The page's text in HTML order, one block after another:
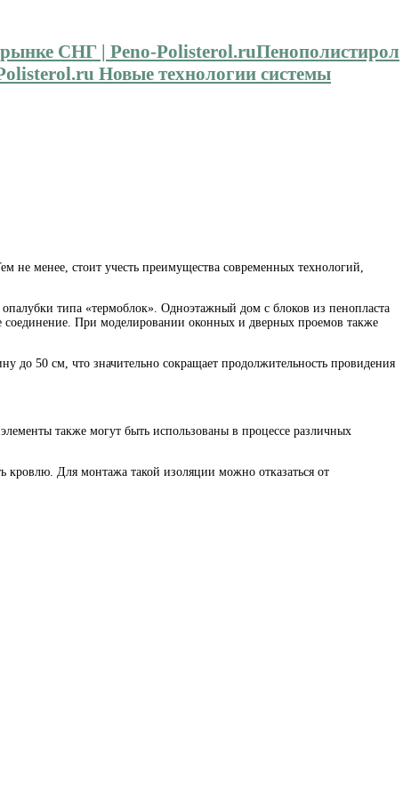
Пенополистирол
Новые технологии системы
не менее, стоит учесть преимущества современных технологий,
типа «термоблок». Одноэтажный дом с блоков из пенопласта
соединение. При моделировании оконных и дверных проемов также
до 50 см, что значительно сокращает продолжительность провидения
также могут быть использованы в процессе различных
Для монтажа такой изоляции можно отказаться от